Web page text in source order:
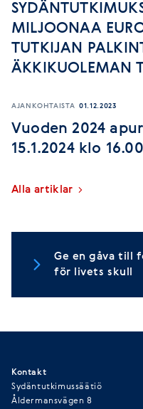
MILJOONAA
TUTKIJAN
ÄKKIKUOLEMAN
AJANKOHTAISTA 01.12.2023
Vuoden 2024
15.1.2024 klo
Alla artiklar
Ge en gåva till
för livets skull
Kontakt
Sydäntutkimussäätiö
Åldermansvägen 8